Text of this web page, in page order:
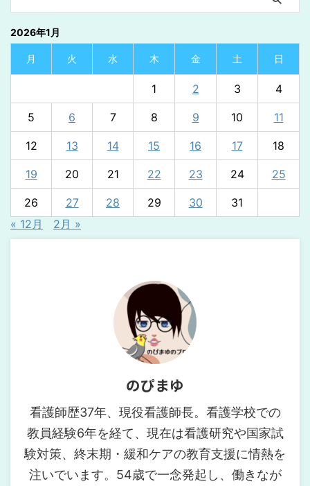
2026年1月
月 火 水 木 金 土 日
1 2 3 4
5 6 7 8 9 10 11
12 13 14 15 16 17 18
19 20 21 22 23 24 25
26 27 28 29 30
31
« 12月
2月 »
のぴまゆ
看護師歴37年、現役看護師長。看護学校での
教員経験6年を経て、現在は看護研究や国家試
験対策、終末期・緩和ケアの教育支援に情熱を
注いでいます。54歳で一念発起し、働きなが